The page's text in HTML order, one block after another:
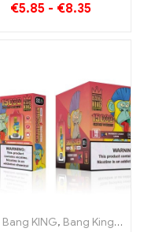
den entspannenden
€5.85 - €8.35
,Einweg-E-
Bang KING, Bang King Smart Screen 15000 Puff